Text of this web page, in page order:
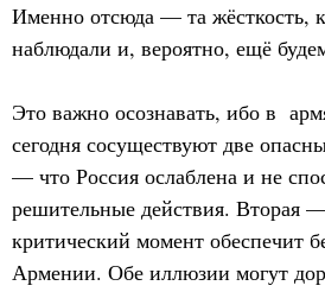
Именно отсюда — та жёсткость,
наблюдали и, вероятно, ещё
Это важно осознавать, ибо в
сегодня сосуществуют две
— что Россия ослаблена и не
решительные действия. Вторая
критический момент обеспечит
Армении. Обе иллюзии могут